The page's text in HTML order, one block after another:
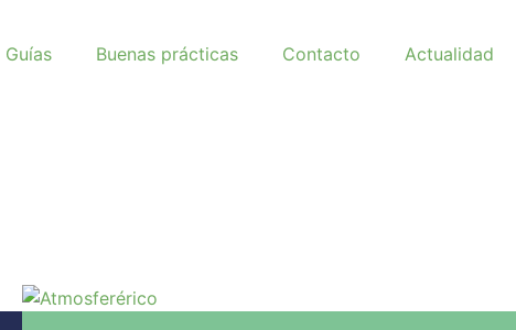
Guías Buenas prácticas Contacto Actualidad